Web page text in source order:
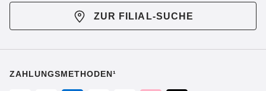
ZUR FILIAL-SUCHE
ZAHLUNGSMETHODEN¹